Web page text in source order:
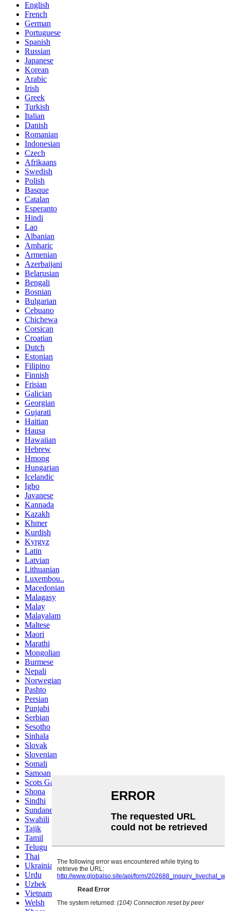
English
French
German
Portuguese
Spanish
Russian
Japanese
Korean
Arabic
Irish
Greek
Turkish
Italian
Danish
Romanian
Indonesian
Czech
Afrikaans
Swedish
Polish
Basque
Catalan
Esperanto
Hindi
Lao
Albanian
Amharic
Armenian
Azerbaijani
Belarusian
Bengali
Bosnian
Bulgarian
Cebuano
Chichewa
Corsican
Croatian
Dutch
Estonian
Filipino
Finnish
Frisian
Galician
Georgian
Gujarati
Haitian
Hausa
Hawaiian
Hebrew
Hmong
Hungarian
Icelandic
Igbo
Javanese
Kannada
Kazakh
Khmer
Kurdish
Kyrgyz
Latin
Latvian
Lithuanian
Luxembou..
Macedonian
Malagasy
Malay
Malayalam
Maltese
Maori
Marathi
Mongolian
Burmese
Nepali
Norwegian
Pashto
Persian
Punjabi
Serbian
Sesotho
Sinhala
Slovak
Slovenian
Somali
Samoan
Scots Gaelic
Shona
Sindhi
Sundanese
Swahili
Tajik
Tamil
Telugu
Thai
Ukrainian
Urdu
Uzbek
Vietnamese
Welsh